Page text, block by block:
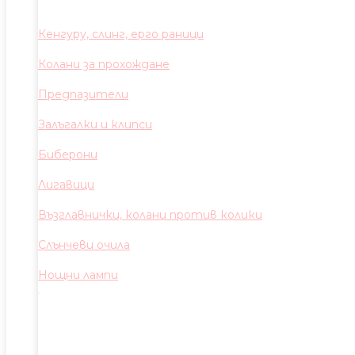
Кенгуру, слинг, ерго раници
Колани за прохождане
Предпазители
Залъгалки и клипси
Биберони
Лигавици
Възглавнички, колани против колики
Слънчеви очила
Нощни лампи